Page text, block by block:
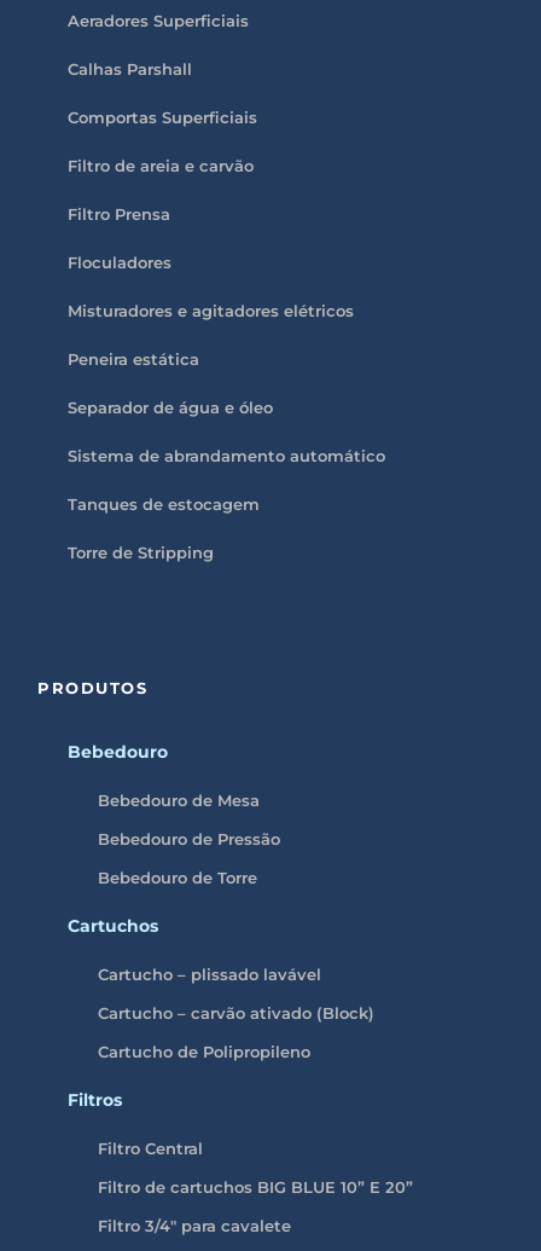
Aeradores Superficiais
Calhas Parshall
Comportas Superficiais
Filtro de areia e carvão
Filtro Prensa
Floculadores
Misturadores e agitadores elétricos
Peneira estática
Separador de água e óleo
Sistema de abrandamento automático
Tanques de estocagem
Torre de Stripping
PRODUTOS
Bebedouro
Bebedouro de Mesa
Bebedouro de Pressão
Bebedouro de Torre
Cartuchos
Cartucho – plissado lavável
Cartucho – carvão ativado (Block)
Cartucho de Polipropileno
Filtros
Filtro Central
Filtro de cartuchos BIG BLUE 10” E 20”
Filtro 3/4″ para cavalete